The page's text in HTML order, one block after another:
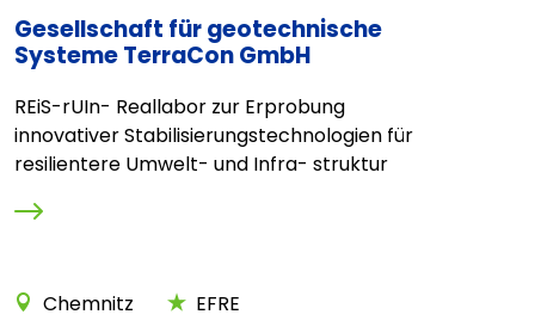
Gesellschaft für geotechnische
Systeme TerraCon GmbH
REiS-rUIn- Reallabor zur Erprobung
innovativer Stabilisierungstechnologien für
resilientere Umwelt- und Infra- struktur
Chemnitz EFRE